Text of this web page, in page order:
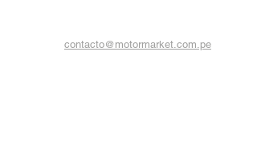
contacto@motormarket.com.pe